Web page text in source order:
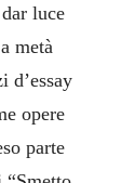
luce
metà
d’essay
opere
parte